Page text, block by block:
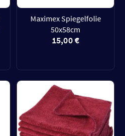
Maximex Spiegelfolie
50x58cm
15,00 €